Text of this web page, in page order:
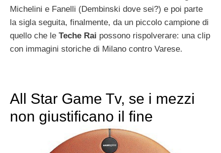
Michelini e Fanelli (Dembinski dove sei?) e poi parte
la sigla seguita, finalmente, da un piccolo campione di
quello che le Teche Rai possono rispolverare: una clip
con immagini storiche di Milano contro Varese.
All Star Game Tv, se i mezzi
non giustificano il fine